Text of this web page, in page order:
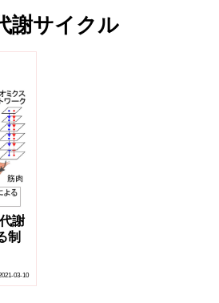
謝サイクル
謝
制
03-10